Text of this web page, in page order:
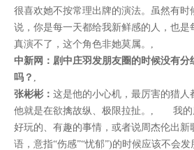
很喜欢她不按常理出牌的演法。虽然有
说，你是每一天都给我新鲜感的人，也
真演不了，这个角色非她莫属。,
中新网：剧中庄羽发朋友圈的时候没有
吗？ ,
张彬彬： 这是他的小心机，最厉害的猎人
他就是在欲擒故纵、极限拉扯。, 我的
好玩的、有趣的事情，或者说周杰伦出
语，意指“伤感”“忧郁”)的时候应该不